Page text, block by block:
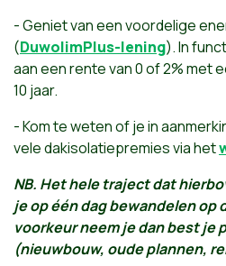
- Geniet van een voordelige
(DuwolimPlus-lening). In
aan een rente van 0 of 2% met
10 jaar.
- Kom te weten of je in
vele dakisolatiepremies via het
NB. Het hele traject dat
je op één dag bewandelen op
voorkeur neem je dan best je
(nieuwbouw, oude plannen,